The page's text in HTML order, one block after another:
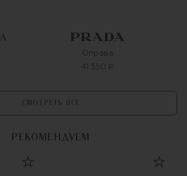
Оправа
41 550 ₽
СМОТРЕТЬ ВСЕ
РЕКОМЕНДУЕМ